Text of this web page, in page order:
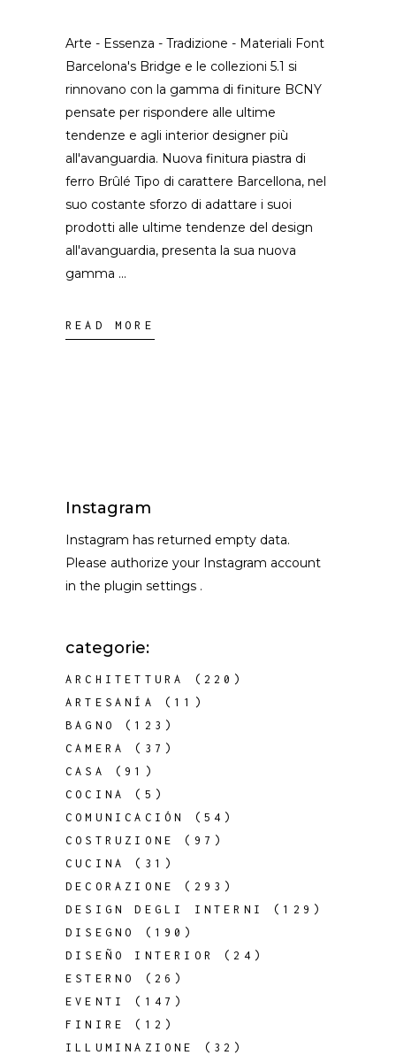
Arte - Essenza - Tradizione - Materiali Font
Barcelona's Bridge e le collezioni 5.1 si
rinnovano con la gamma di finiture BCNY
pensate per rispondere alle ultime
tendenze e agli interior designer più
all'avanguardia. Nuova finitura piastra di
ferro Brûlé Tipo di carattere Barcellona, nel
suo costante sforzo di adattare i suoi
prodotti alle ultime tendenze del design
all'avanguardia, presenta la sua nuova
gamma
READ MORE
Instagram
Instagram has returned empty data.
Please authorize your Instagram account
in the plugin settings .
categorie:
ARCHITETTURA
(220)
ARTESANÍA
(11)
BAGNO
(123)
CAMERA
(37)
CASA
(91)
COCINA
(5)
COMUNICACIÓN
(54)
COSTRUZIONE
(97)
CUCINA
(31)
DECORAZIONE
(293)
DESIGN DEGLI INTERNI
(129)
DISEGNO
(190)
DISEÑO INTERIOR
(24)
ESTERNO
(26)
EVENTI
(147)
FINIRE
(12)
ILLUMINAZIONE
(32)